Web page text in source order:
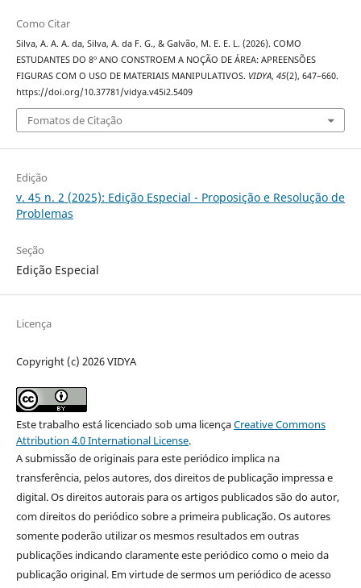
Como Citar
Silva, A. A. A. da, Silva, A. da F. G., & Galvão, M. E. E. L. (2026). COMO
ESTUDANTES DO 8º ANO CONSTROEM A NOÇÃO DE ÁREA: APREENSÕES
FIGURAS COM O USO DE MATERIAIS MANIPULATIVOS. VIDYA, 45(2), 647–660.
https://doi.org/10.37781/vidya.v45i2.5409
Fomatos de Citação
Edição
v. 45 n. 2 (2025): Edição Especial - Proposição e Resolução de
Problemas
Seção
Edição Especial
Licença
Copyright (c) 2026 VIDYA
Este trabalho está licenciado sob uma licençaCreative Commons
Attribution 4.0 International License.
A submissão de originais para este periódico implica na
transferência, pelos autores, dos direitos de publicação impressa e
digital. Os direitos autorais para os artigos publicados são do autor,
com direitos do periódico sobre a primeira publicação. Os autores
somente poderão utilizar os mesmos resultados em outras
publicações indicando claramente este periódico como o meio da
publicação original. Em virtude de sermos um periódico de acesso